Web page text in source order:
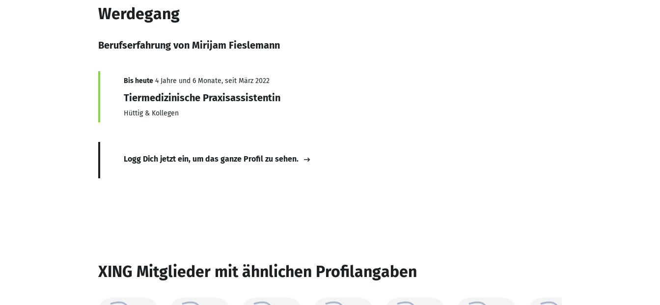
Werdegang
Berufserfahrung von Mirijam Fieslemann
Bis heute 4 Jahre und 6 Monate, seit März 2022
Tiermedizinische Praxisassistentin
Hüttig & Kollegen
Logg Dich jetzt ein, um das ganze Profil zu sehen.
XING Mitglieder mit ähnlichen Profilangaben